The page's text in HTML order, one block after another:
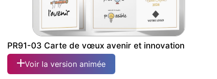
PR91-03 Carte de vœux avenir et innovation
Voir la version animée